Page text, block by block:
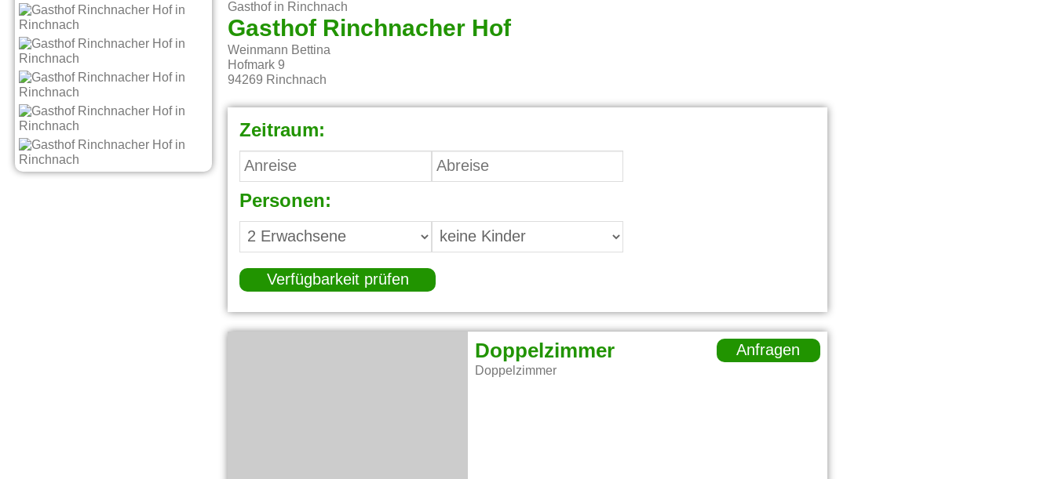
Gasthof in Rinchnach
Gasthof Rinchnacher Hof
Weinmann Bettina
Hofmark 9
94269 Rinchnach
Zeitraum:
Personen:
Verfügbarkeit prüfen
Doppelzimmer
Doppelzimmer
Anfragen